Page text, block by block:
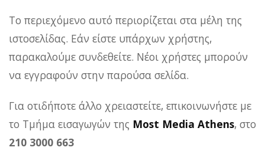
Το περιεχόμενο αυτό περιορίζεται στα μέλη της
ιστοσελίδας. Εάν είστε υπάρχων χρήστης,
παρακαλούμε συνδεθείτε. Νέοι χρήστες μπορούν
να εγγραφούν στην παρούσα σελίδα.
Για οτιδήποτε άλλο χρειαστείτε, επικοινωνήστε με
το Τμήμα εισαγωγών της Most Media Athens, στο
210 3000 663